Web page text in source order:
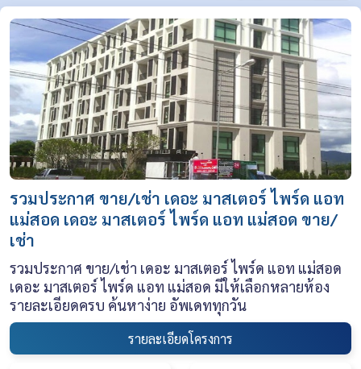
รวมประกาศ ขาย/เช่า เดอะ มาสเตอร์ ไพร์ด แอท
แม่สอด เดอะ มาสเตอร์ ไพร์ด แอท แม่สอด ขาย/
เช่า
รวมประกาศ ขาย/เช่า เดอะ มาสเตอร์ ไพร์ด แอท แม่สอด
เดอะ มาสเตอร์ ไพร์ด แอท แม่สอด มีให้เลือกหลายห้อง
รายละเอียดครบ ค้นหาง่าย อัพเดททุกวัน
รายละเอียดโครงการ